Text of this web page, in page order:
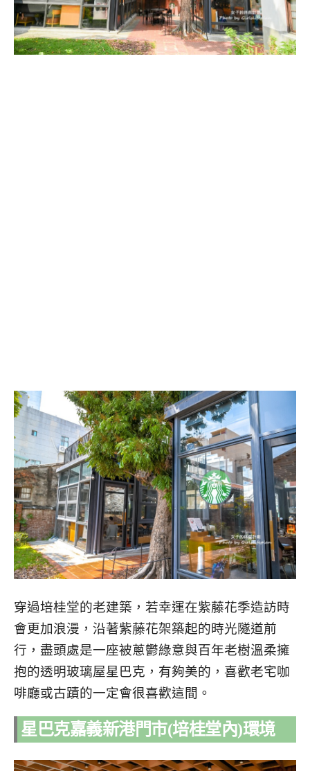
穿過培桂堂的老建築，若幸運在紫藤花季造訪時
會更加浪漫，沿著紫藤花架築起的時光隧道前
行，盡頭處是一座被蔥鬱綠意與百年老樹溫柔擁
抱的透明玻璃屋星巴克，有夠美的，喜歡老宅咖
啡廳或古蹟的一定會很喜歡這間。
星巴克嘉義新港門市(培桂堂內)環境